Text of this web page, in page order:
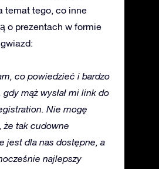
temat tego, co inne
o prezentach w formie
co powiedzieć i bardzo
gdy mąż wysłał mi link do
Nie mogę
że tak cudowne
jest dla nas dostępne, a
najlepszy